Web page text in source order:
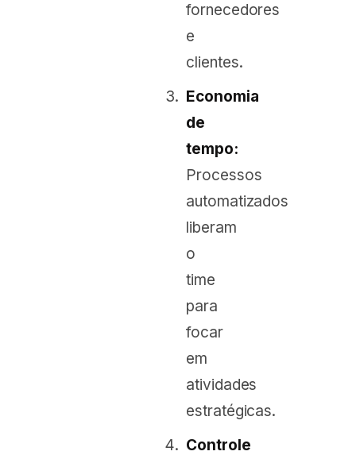
fornecedores
e
clientes.
Economia
de
tempo:
Processos
automatizados
liberam
o
time
para
focar
em
atividades
estratégicas.
Controle